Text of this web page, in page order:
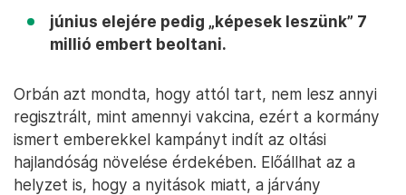
június elejére pedig „képesek leszünk” 7
millió embert beoltani.
Orbán azt mondta, hogy attól tart, nem lesz annyi
regisztrált, mint amennyi vakcina, ezért a kormány
ismert emberekkel kampányt indít az oltási
hajlandóság növelése érdekében. Előállhat az a
helyzet is, hogy a nyitások miatt, a járvány